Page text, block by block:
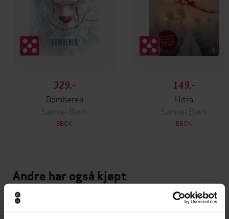
329,-
Bomberen
Samuel Bjørk
EBOK
149,-
Hitra
Samuel Bjørk
EBOK
Andre har også kjøpt